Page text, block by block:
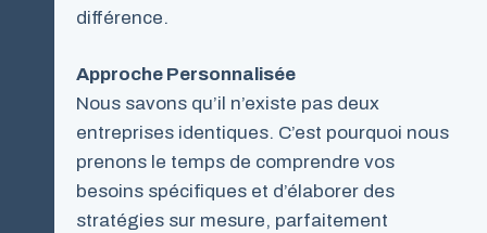
différence.
Approche Personnalisée
Nous savons qu’il n’existe pas deux
entreprises identiques. C’est pourquoi nous
prenons le temps de comprendre vos
besoins spécifiques et d’élaborer des
stratégies sur mesure, parfaitement